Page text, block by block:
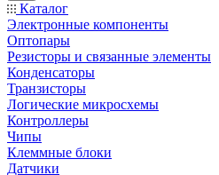
Каталог
Электронные компоненты
Оптопары
Резисторы и связанные элементы
Конденсаторы
Транзисторы
Логические микросхемы
Контроллеры
Чипы
Клеммные блоки
Датчики